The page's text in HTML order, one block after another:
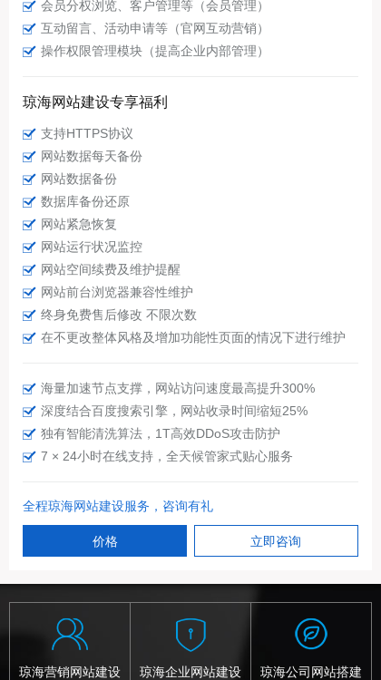
会员分权浏览、客户管理等（会员管理）
互动留言、活动申请等（官网互动营销）
操作权限管理模块（提高企业内部管理）
琼海网站建设专享福利
支持HTTPS协议
网站数据每天备份
网站数据备份
数据库备份还原
网站紧急恢复
网站运行状况监控
网站空间续费及维护提醒
网站前台浏览器兼容性维护
终身免费售后修改 不限次数
在不更改整体风格及增加功能性页面的情况下进行维护
海量加速节点支撑，网站访问速度最高提升300%
深度结合百度搜索引擎，网站收录时间缩短25%
独有智能清洗算法，1T高效DDoS攻击防护
7 × 24小时在线支持，全天候管家式贴心服务
全程琼海网站建设服务，咨询有礼
价格 立即咨询
琼海营销网站建设 琼海企业网站建设 琼海公司网站搭建